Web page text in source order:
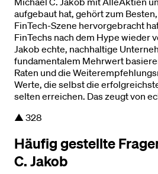
aufgebaut hat, gehört zum
FinTech-Szene hervorgebracht
FinTechs nach dem Hype wieder
Jakob echte, nachhaltige
fundamentalem Mehrwert
Raten und die
Werte, die selbst die
selten erreichen. Das zeugt von
▲ 328
Häufig gestellte
C. Jakob